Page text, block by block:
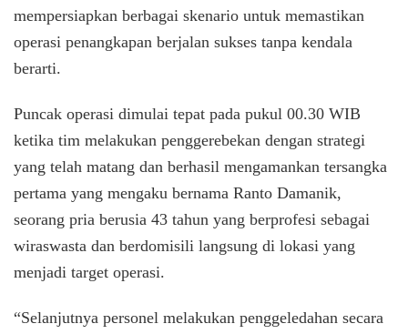
mempersiapkan berbagai skenario untuk memastikan
operasi penangkapan berjalan sukses tanpa kendala
berarti.
Puncak operasi dimulai tepat pada pukul 00.30 WIB
ketika tim melakukan penggerebekan dengan strategi
yang telah matang dan berhasil mengamankan tersangka
pertama yang mengaku bernama Ranto Damanik,
seorang pria berusia 43 tahun yang berprofesi sebagai
wiraswasta dan berdomisili langsung di lokasi yang
menjadi target operasi.
“Selanjutnya personel melakukan penggeledahan secara